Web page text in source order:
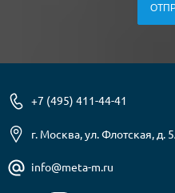
+7 (495) 411-44-41
г. Москва, ул. Флотская, д.
info@meta-m.ru